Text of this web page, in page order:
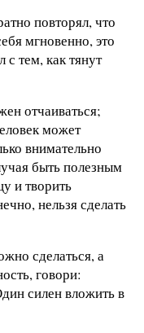
повторял, что
мгновенно, это
с тем, как тянут
отчаиваться;
может
внимательно
быть полезным
и творить
нельзя сделать
сделаться, а
говори:
силен вложить в